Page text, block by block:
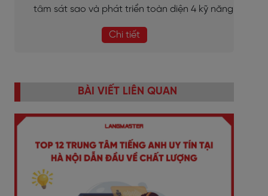
tâm sát sao và phát triển toàn diện 4 kỹ năng
Chi tiết
BÀI VIẾT LIÊN QUAN